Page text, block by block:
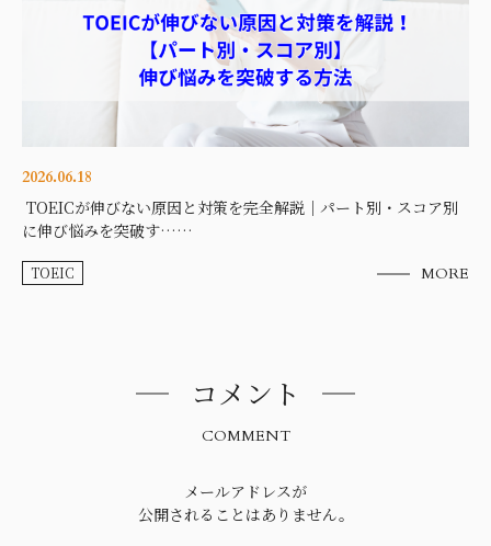
2026.06.18
TOEICが伸びない原因と対策を完全解説｜パート別・スコア別
に伸び悩みを突破す……
TOEIC MORE
コメント
COMMENT
メールアドレスが
公開されることはありません。